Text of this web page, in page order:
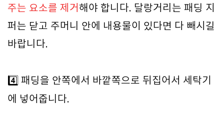
주는 요소를 제거 해야 합니다. 달랑거리는 패딩 지
퍼는 닫고 주머니 안에 내용물이 있다면 다 빼시길
바랍니다.
4️⃣ 패딩을 안쪽에서 바깥쪽으로 뒤집어서 세탁기
에 넣어줍니다.